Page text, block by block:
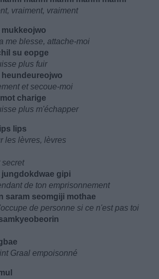
vraiment, vraiment
me blesse, attache-moi
su eopge
plus fuir
et secoue-moi
charige
plus m'échapper
lips
les lèvres, lèvres
secret
jungdokdwae gipi
de ton emprisonnement
saram seomgiji mothae
de personne si ce n'est pas toi
Graal empoisonné